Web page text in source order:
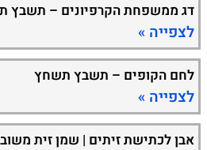
דג ממשפחת הקרפיונים – תשבץ
לצפייה »
לחם הקופים – תשבץ תשחץ
לצפייה »
אבן לכתישת זיתים | שמן זית